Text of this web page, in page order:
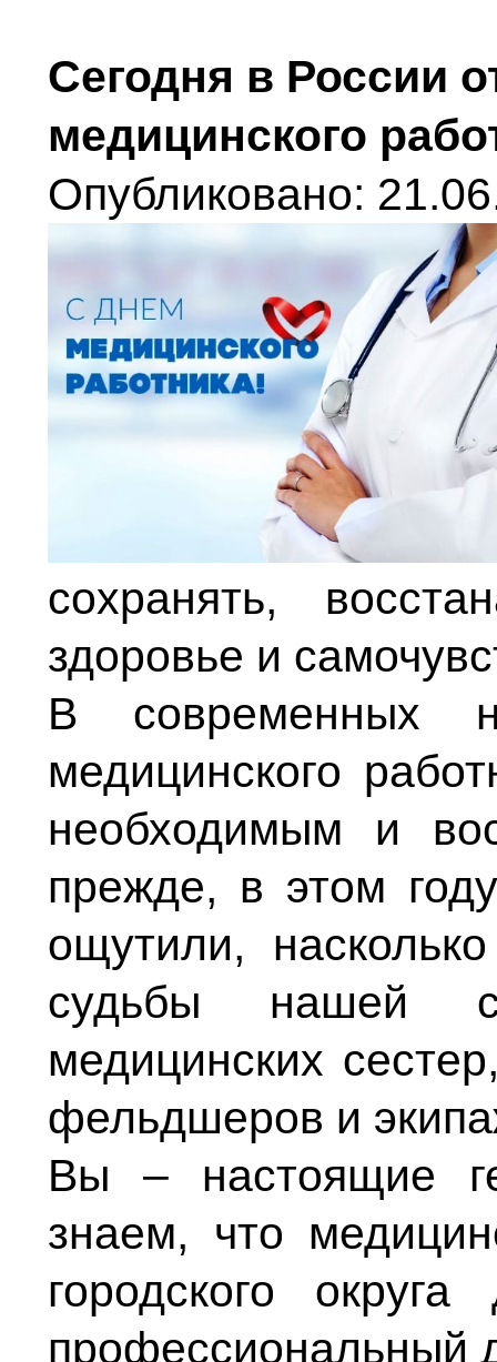
Сегодня в России
медицинского
Опубликовано:
сохранять,
здоровье и
В современных
медицинского
необходимым и
прежде, в этом
ощутили,
судьбы нашей
медицинских
фельдшеров и
Вы – настоящие
знаем, что
городского
профессиональный